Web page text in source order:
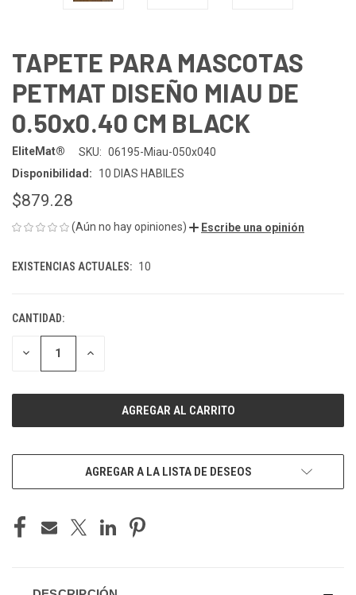
TAPETE PARA MASCOTAS
PETMAT DISEÑO MIAU DE
0.50x0.40 CM BLACK
EliteMat® SKU: 06195-Miau-050x040
Disponibilidad:
10 DIAS HABILES
$879.28
(Aún no hay opiniones) Escribe una opinión
EXISTENCIAS ACTUALES: 10
CANTIDAD:
DISMINUIR
CANTIDAD
UNDEFINED
AUMENTAR
UNDEFINED
AGREGAR A LA LISTA DE DESEOS